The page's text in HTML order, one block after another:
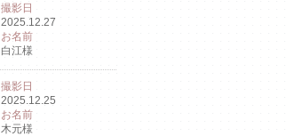
撮影日
2025.12.27
お名前
白江様
撮影日
2025.12.25
お名前
木元様